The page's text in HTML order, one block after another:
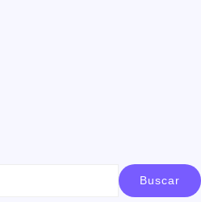
Buscar